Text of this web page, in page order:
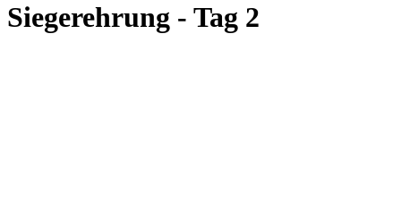
Siegerehrung - Tag 2